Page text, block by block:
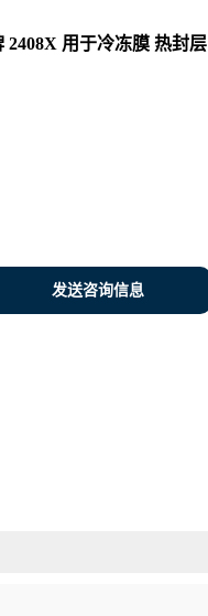
用于冷冻膜 热封层
发送咨询信息